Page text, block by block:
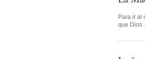
Para ir al
que Dios